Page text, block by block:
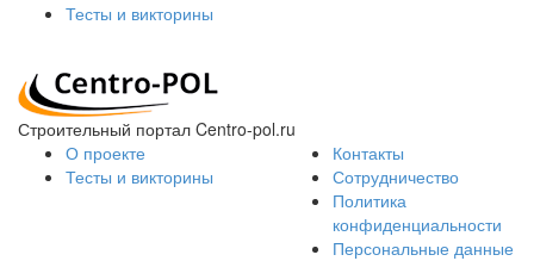
Тесты и викторины
Строительный портал Centro-pol.ru
О проекте
Тесты и викторины
Контакты
Сотрудничество
Политика
конфиденциальности
Персональные данные